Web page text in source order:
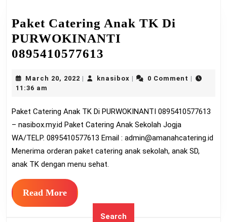
Paket Catering Anak TK Di
PURWOKINANTI
0895410577613
Anak
Di
PURWOKINANTI
0895410577613
March 20, 2022 Marchknasiboxknasibox0 Comment
11:36 am
Paket Catering Anak TK Di PURWOKINANTI 0895410577613
– nasibox.my.id Paket Catering Anak Sekolah Jogja
WA/TELP. 0895410577613 Email : admin@amanahcatering.id
Menerima orderan paket catering anak sekolah, anak SD,
anak TK dengan menu sehat.
Read MoreRead
More
Search